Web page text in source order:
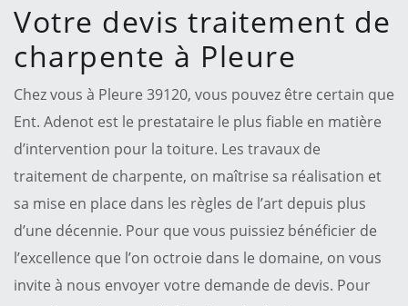
Votre devis traitement de
charpente à Pleure
Chez vous à Pleure 39120, vous pouvez être certain que
Ent. Adenot est le prestataire le plus fiable en matière
d’intervention pour la toiture. Les travaux de
traitement de charpente, on maîtrise sa réalisation et
sa mise en place dans les règles de l’art depuis plus
d’une décennie. Pour que vous puissiez bénéficier de
l’excellence que l’on octroie dans le domaine, on vous
invite à nous envoyer votre demande de devis. Pour